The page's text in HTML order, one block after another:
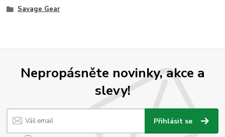
Savage Gear
Nepropásněte novinky, akce a
slevy!
Přihlásit se